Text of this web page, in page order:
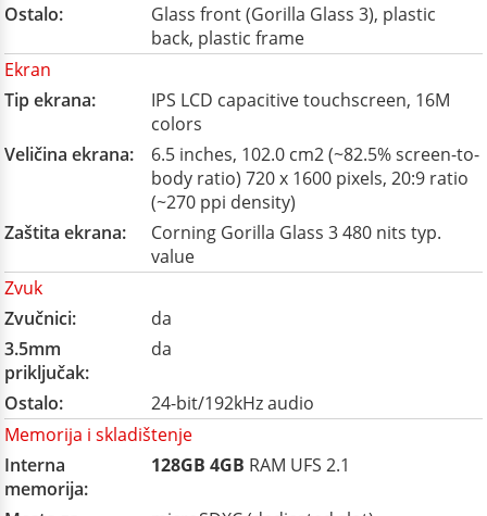
Ostalo:
Glass front (Gorilla Glass 3), plastic
back, plastic frame
Ekran
Tip ekrana:
IPS LCD capacitive touchscreen, 16M
colors
Veličina ekrana:
6.5 inches, 102.0 cm2 (~82.5% screen-to-
body ratio) 720 x 1600 pixels, 20:9 ratio
(~270 ppi density)
Zaštita ekrana:
Corning Gorilla Glass 3 480 nits typ.
value
Zvuk
Zvučnici:
da
3.5mm
priključak:
da
Ostalo:
24-bit/192kHz audio
Memorija i skladištenje
Interna
memorija:
128GB 4GB RAM UFS 2.1